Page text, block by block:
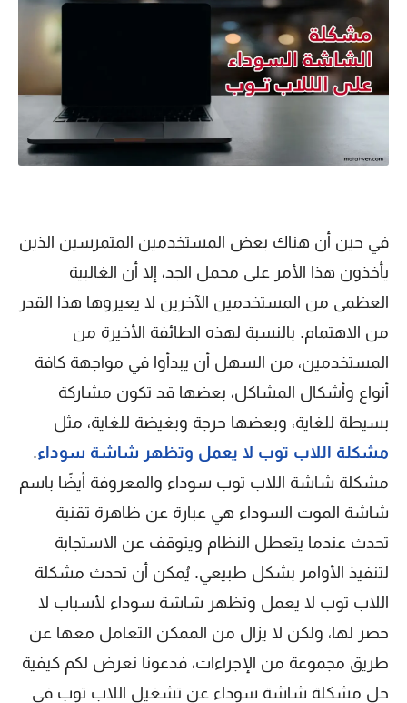
في حين أن هناك بعض المستخدمين المتمرسين الذين
يأخذون هذا الأمر على محمل الجد، إلا أن الغالبية
العظمى من المستخدمين الآخرين لا يعيروها هذا القدر
من الاهتمام. بالنسبة لهذه الطائفة الأخيرة من
المستخدمين، من السهل أن يبدأوا في مواجهة كافة
أنواع وأشكال المشاكل، بعضها قد تكون مشاركة
بسيطة للغاية، وبعضها حرجة وبغيضة للغاية، مثل
مشكلة اللاب توب لا يعمل وتظهر شاشة سوداء.
مشكلة شاشة اللاب توب سوداء والمعروفة أيضًا باسم
شاشة الموت السوداء هي عبارة عن ظاهرة تقنية
تحدث عندما يتعطل النظام ويتوقف عن الاستجابة
لتنفيذ الأوامر بشكل طبيعي. يُمكن أن تحدث مشكلة
اللاب توب لا يعمل وتظهر شاشة سوداء لأسباب لا
حصر لها، ولكن لا يزال من الممكن التعامل معها عن
طريق مجموعة من الإجراءات، فدعونا نعرض لكم كيفية
حل مشكلة شاشة سوداء عن تشغيل اللاب توب في